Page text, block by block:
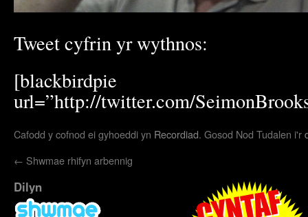
Tweet cyfrin yr wythnos:
[blackbirdpie
url=”http://twitter.com/
Cafodd y cofnod ei gyhoeddi yn Recordiad. Gosod Nod Tudalen i'r
← Shwmae rhifyn arbennig
Dilyn